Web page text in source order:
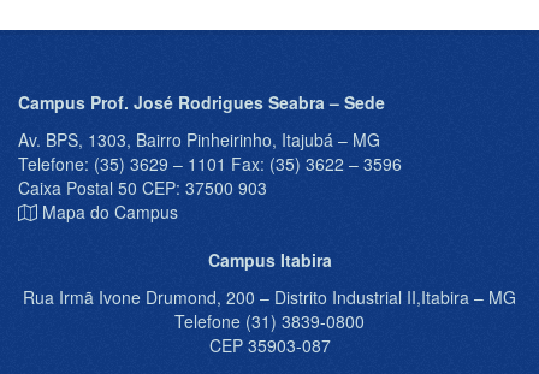
Campus Prof. José Rodrigues Seabra – Sede
Av. BPS, 1303, Bairro Pinheirinho, Itajubá – MG
Telefone: (35) 3629 – 1101 Fax: (35) 3622 – 3596
Caixa Postal 50 CEP: 37500 903
Mapa do Campus
Campus Itabira
Rua Irmã Ivone Drumond, 200 – Distrito Industrial II,Itabira – MG
Telefone (31) 3839-0800
CEP 35903-087